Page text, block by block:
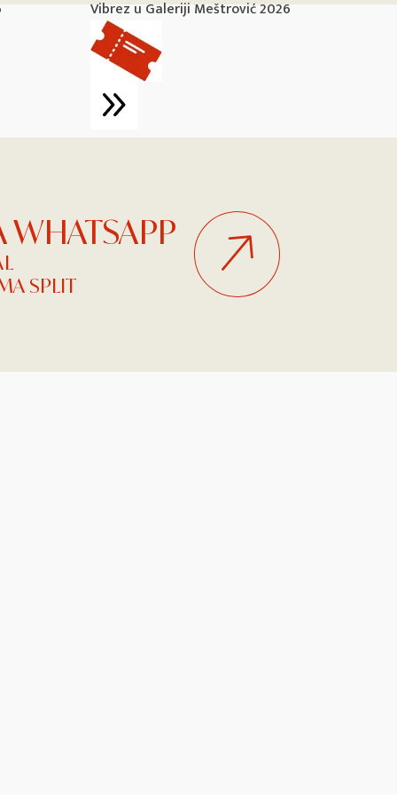
Vibrez u Galeriji Meštrović 2026
WHATSAPP
SPLIT